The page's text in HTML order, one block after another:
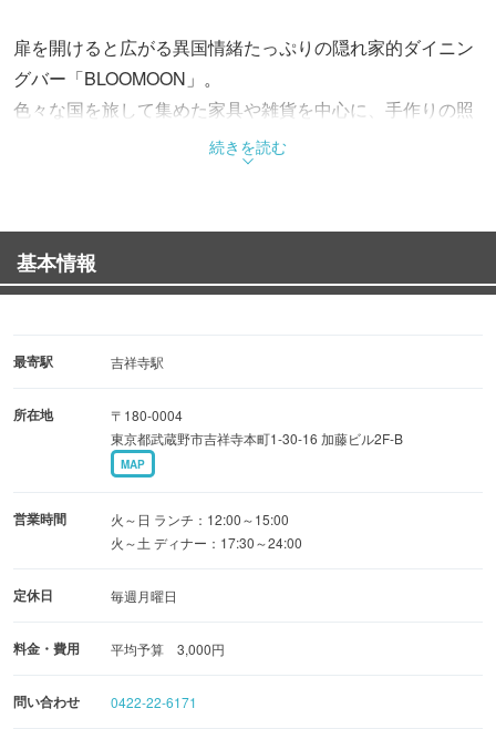
扉を開けると広がる異国情緒たっぷりの隠れ家的ダイニン
グバー「BLOOMOON」。
色々な国を旅して集めた家具や雑貨を中心に、手作りの照
明やアンティークソファを使用して居心地のよい空間を創
≪お料理≫
創作カクテルやワインに合う各国料理。いろんなハーブや
スパイスを隠し味にモロッコ・タイ・南米などの料理をア
Cafe Bar BLOOMOON（ブルゥムーン）は、パーティー各
種承ります。
4名からの小パーティーも、20名以上での貸切パーティー
も対応可能です。
◆大型スクリーン完備。
わせください♪
続きを読む
基本情報
最寄駅 吉祥寺駅
所在地
〒180-0004
東京都武蔵野市吉祥寺本町1-30-16 加藤ビル2F-B
MAP
営業時間
火～日 ランチ：12:00～15:00
火～土 ディナー：17:30～24:00
定休日 毎週月曜日
料金・費用 平均予算 3,000円
問い合わせ 0422-22-6171